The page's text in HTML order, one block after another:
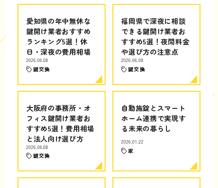
愛知県の年中無休な
鍵開け業者おすすめ
ランキング5選！休
日・深夜の費用相場
2026.06.08
鍵交換
福岡県で深夜に相談
できる鍵開け業者お
すすめ5選！夜間料金
や選び方の注意点
2026.06.08
鍵交換
大阪府の事務所・オ
フィス鍵開け業者お
すすめ5選！費用相場
と法人向け選び方
2026.06.08
鍵交換
自動施錠とスマート
ホーム連携で実現す
る未来の暮らし
2026.01.22
家